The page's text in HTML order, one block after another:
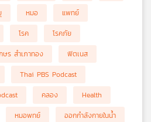
หมอ
แพทย์
โรค
โรคภัย
ษร สำเภาทอง
ฟิตเนส
Thai PBS Podcast
คลอง
Health
หมอพทย์
ออกกำลังกายในน้ำ